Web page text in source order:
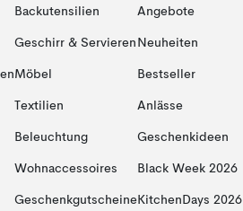
Backutensilien
Geschirr & Servieren
Möbel
Textilien
Beleuchtung
Wohnaccessoires
Geschenkgutscheine
Angebote
Neuheiten
Bestseller
Anlässe
Geschenkideen
Black Week 2026
KitchenDays 2026